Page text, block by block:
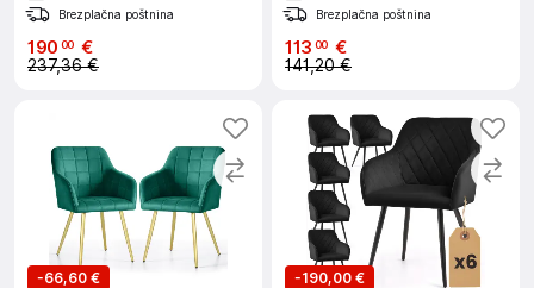
Brezplačna poštnina
190 00 €
237,36 €
Brezplačna poštnina
113 00 €
141,20 €
-66,60 €
-190,00 €